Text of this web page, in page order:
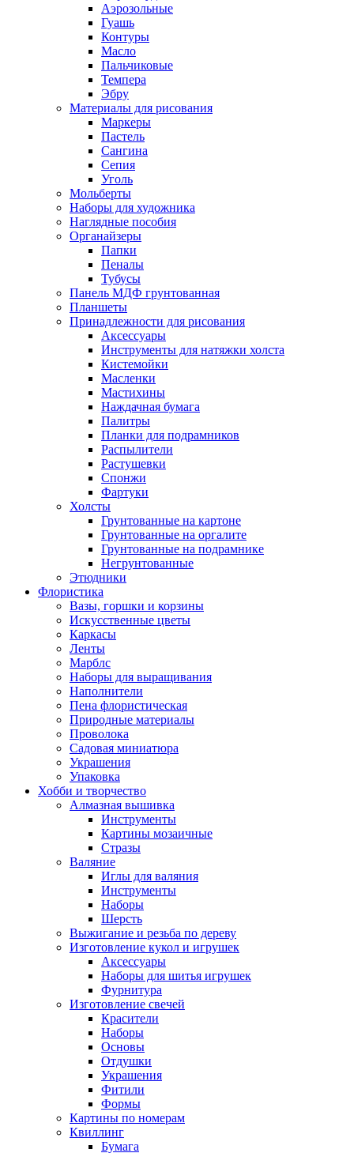
Аэрозольные
Гуашь
Контуры
Масло
Пальчиковые
Темпера
Эбру
Материалы для рисования
Маркеры
Пастель
Сангина
Сепия
Уголь
Мольберты
Наборы для художника
Наглядные пособия
Органайзеры
Папки
Пеналы
Тубусы
Панель МДФ грунтованная
Планшеты
Принадлежности для рисования
Аксессуары
Инструменты для натяжки холста
Кистемойки
Масленки
Мастихины
Наждачная бумага
Палитры
Планки для подрамников
Распылители
Растушевки
Спонжи
Фартуки
Холсты
Грунтованные на картоне
Грунтованные на оргалите
Грунтованные на подрамнике
Негрунтованные
Этюдники
Флористика
Вазы, горшки и корзины
Искусственные цветы
Каркасы
Ленты
Марблс
Наборы для выращивания
Наполнители
Пена флористическая
Природные материалы
Проволока
Садовая миниатюра
Украшения
Упаковка
Хобби и творчество
Алмазная вышивка
Инструменты
Картины мозаичные
Стразы
Валяние
Иглы для валяния
Инструменты
Наборы
Шерсть
Выжигание и резьба по дереву
Изготовление кукол и игрушек
Аксессуары
Наборы для шитья игрушек
Фурнитура
Изготовление свечей
Красители
Наборы
Основы
Отдушки
Украшения
Фитили
Формы
Картины по номерам
Квиллинг
Бумага